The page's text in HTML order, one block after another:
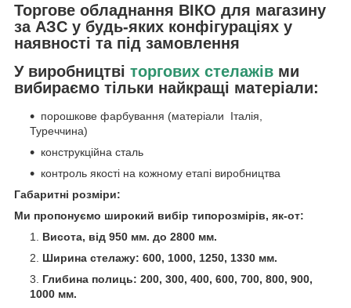
Торгове обладнання ВІКО для магазину
за АЗС у будь-яких конфігураціях у
наявності та під замовлення
У виробництві торгових стелажів ми
вибираємо тільки найкращі матеріали:
порошкове фарбування (матеріали Італія,
Туреччина)
конструкційна сталь
контроль якості на кожному етапі виробництва
Габаритні розміри:
Ми пропонуємо широкий вибір типорозмірів, як-от:
Висота, від 950 мм. до 2800 мм.
Ширина стелажу: 600, 1000, 1250, 1330 мм.
Глибина полиць: 200, 300, 400, 600, 700, 800, 900,
1000 мм.